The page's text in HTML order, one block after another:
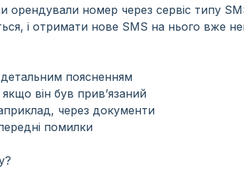
орендували номер через сервіс типу
і отримати нове SMS на нього вже
поясненням
він був прив’язаний
через документи
помилки